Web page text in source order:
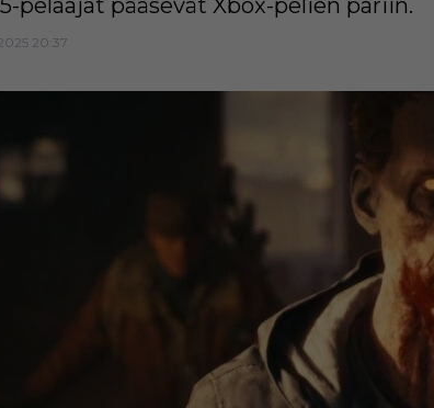
pelaajat pääsevät Xbox-pelien pariin.
20:37